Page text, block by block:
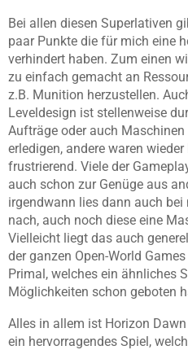
Bei allen diesen Superlativen
paar Punkte die für mich eine
verhindert haben. Zum einen
zu einfach gemacht an
z.B. Munition herzustellen.
Leveldesign ist stellenweise
Aufträge oder auch
erledigen, andere waren
frustrierend. Viele der
auch schon zur Genüge aus
irgendwann lies dann auch
nach, auch noch diese eine
Vielleicht liegt das auch
der ganzen Open-World
Primal, welches ein ähnliches
Möglichkeiten schon geboten
Alles in allem ist Horizon
ein hervorragendes Spiel,